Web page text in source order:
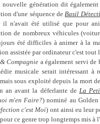
génération dit
d'une séquence deBasil
il n'avait été utilisé que pour
de nombreux véhicules
été difficiles à animer à la
assistée par ordinateur c'est
Compagnie a également servi de
musicale serait intéressant
mais sous exploité depuis la mort
an avant la déferlante de La
m'en Faire?) nominé au
c'est Moi) ont ainsi eu leur
ce genre trop longtemps mis à